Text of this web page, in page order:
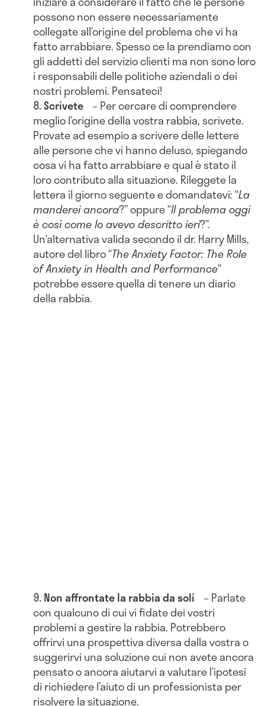
possono non essere necessariamente
collegate all’origine del problema che vi ha
fatto arrabbiare. Spesso ce la prendiamo con
gli addetti del servizio clienti ma non sono loro
i responsabili delle politiche aziendali o dei
nostri problemi. Pensateci!
Scrivete – Per cercare di comprendere
meglio l’origine della vostra rabbia, scrivete.
Provate ad esempio a scrivere delle lettere
alle persone che vi hanno deluso, spiegando
cosa vi ha fatto arrabbiare e qual è stato il
loro contributo alla situazione. Rileggete la
lettera il giorno seguente e domandatevi: “La
manderei ancora?” oppure “Il problema oggi
è così come lo avevo descritto ieri?”.
Un’alternativa valida secondo il dr. Harry Mills,
autore del libro “The Anxiety Factor: The Role
of Anxiety in Health and Performance”
potrebbe essere quella di tenere un diario
della rabbia.
Non affrontate la rabbia da soli
– Parlate
con qualcuno di cui vi fidate dei vostri
problemi a gestire la rabbia. Potrebbero
offrirvi una prospettiva diversa dalla vostra o
suggerirvi una soluzione cui non avete ancora
pensato o ancora aiutarvi a valutare l’ipotesi
di richiedere l’aiuto di un professionista per
risolvere la situazione.